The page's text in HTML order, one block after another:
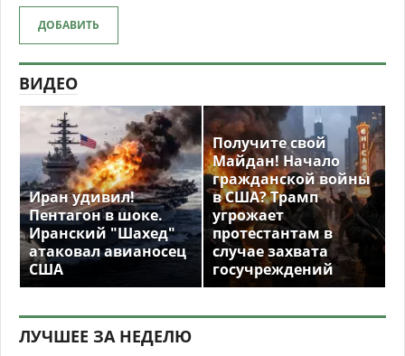
ДОБАВИТЬ
ВИДЕО
Иран удивил!
Пентагон в шоке.
Иранский "Шахед"
атаковал авианосец
США
Получите свой
Майдан! Начало
гражданской войны
в США? Трамп
угрожает
протестантам в
случае захвата
госучреждений
ЛУЧШЕЕ ЗА НЕДЕЛЮ